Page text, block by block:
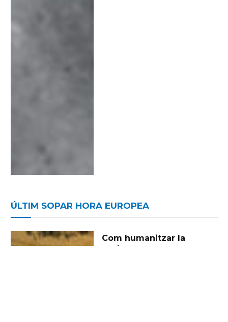
ÚLTIM SOPAR HORA EUROPEA
Com humanitzar la
societat en aquests